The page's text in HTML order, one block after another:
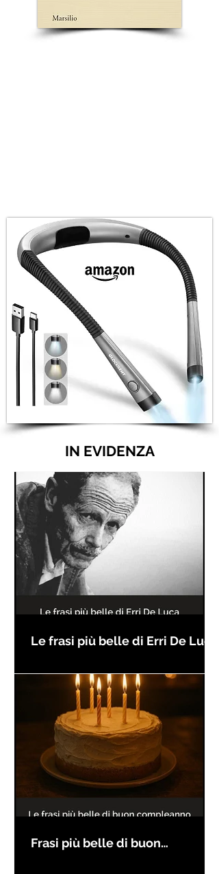
IN EVIDENZA
Le frasi più belle di Erri De Luca
Frasi più belle di buon